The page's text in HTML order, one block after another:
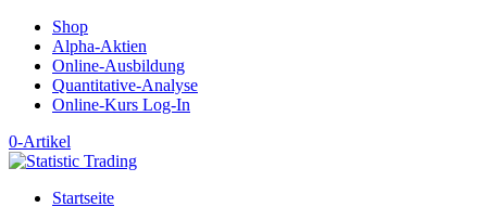
Shop
Alpha-Aktien
Online-Ausbildung
Quantitative-Analyse
Online-Kurs Log-In
0-Artikel
Startseite